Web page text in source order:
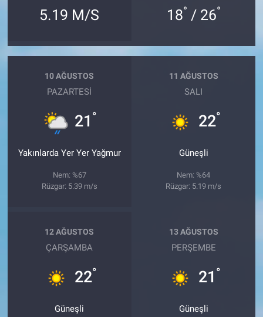
5.19 M/S 18° / 26°
10 AĞUSTOS
PAZARTESI
21 °
Yakınlarda Yer Yer Yağmur
Nem: %67
Rüzgar: 5.39 m/s
11 AĞUSTOS
SALI
22°
Güneşli
Nem: %64
Rüzgar: 5.19 m/s
12 AĞUSTOS
ÇARŞAMBA
22°
Güneşli
13 AĞUSTOS
PERŞEMBE
21 °
Güneşli